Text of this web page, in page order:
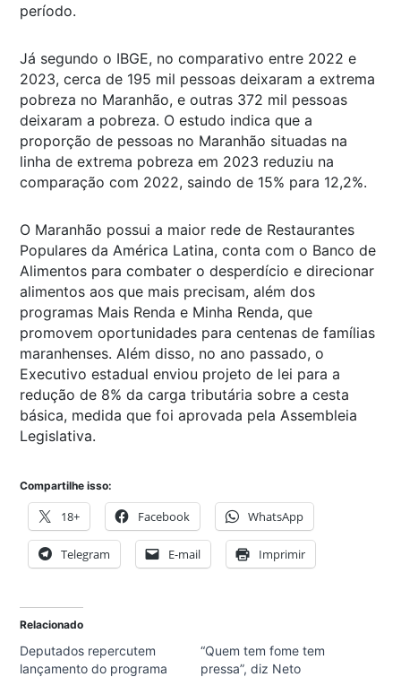
período.
Já segundo o IBGE, no comparativo entre 2022 e
2023, cerca de 195 mil pessoas deixaram a extrema
pobreza no Maranhão, e outras 372 mil pessoas
deixaram a pobreza. O estudo indica que a
proporção de pessoas no Maranhão situadas na
linha de extrema pobreza em 2023 reduziu na
comparação com 2022, saindo de 15% para 12,2%.
O Maranhão possui a maior rede de Restaurantes
Populares da América Latina, conta com o Banco de
Alimentos para combater o desperdício e direcionar
alimentos aos que mais precisam, além dos
programas Mais Renda e Minha Renda, que
promovem oportunidades para centenas de famílias
maranhenses. Além disso, no ano passado, o
Executivo estadual enviou projeto de lei para a
redução de 8% da carga tributária sobre a cesta
básica, medida que foi aprovada pela Assembleia
Legislativa.
Compartilhe isso:
18+ Facebook WhatsApp
Telegram E-mail Imprimir
Relacionado
Deputados repercutem
lançamento do programa
“Quem tem fome tem
pressa”, diz Neto